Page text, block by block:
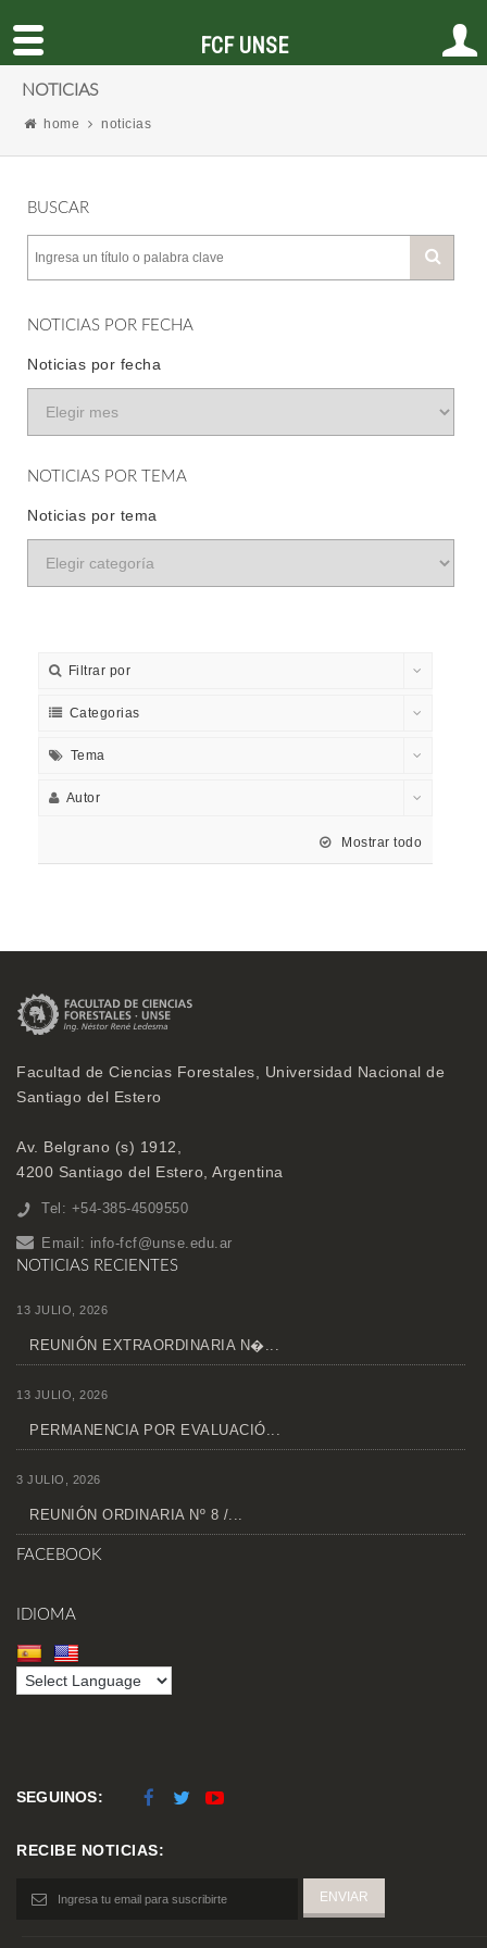
NOTICIAS
home noticias
BUSCAR
NOTICIAS POR FECHA
Noticias por fecha
NOTICIAS POR TEMA
Noticias por tema
Filtrar por
Categorias
Tema
Autor
Mostrar todo
Facultad de Ciencias Forestales, Universidad Nacional de
Santiago del Estero
Av. Belgrano (s) 1912,
4200 Santiago del Estero, Argentina
Tel: +54-385-4509550
Email: info-fcf@unse.edu.ar
NOTICIAS RECIENTES
13 JULIO, 2026
REUNIÓN EXTRAORDINARIA N�...
13 JULIO, 2026
PERMANENCIA POR EVALUACIÓ...
3 JULIO, 2026
REUNIÓN ORDINARIA Nº 8 /...
FACEBOOK
IDIOMA
SEGUINOS:
RECIBE NOTICIAS:
FCF UNSE